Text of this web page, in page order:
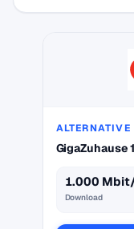
ALTERNATIVE
GigaZuhause
1.000
Download